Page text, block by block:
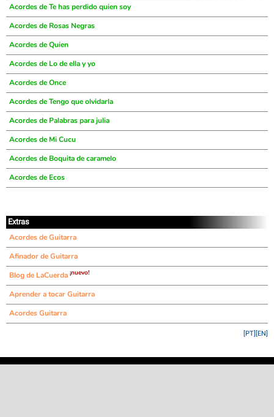
Acordes de Te has perdido quien soy
Acordes de Rosas Negras
Acordes de Quien
Acordes de Lo de ella y yo
Acordes de Once
Acordes de Tengo que olvidarla
Acordes de Palabras para julia
Acordes de Mi Cucu
Acordes de Boquita de caramelo
Acordes de Ecos
Extras
Acordes de Guitarra
Afinador de Guitarra
Blog de LaCuerda ¡nuevo!
Aprender a tocar Guitarra
Acordes Guitarra
[EN]
[PT]